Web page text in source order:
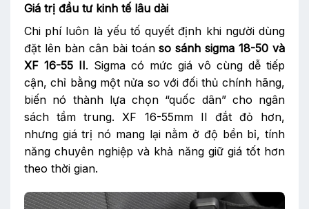
Giá trị đầu tư kinh tế lâu dài
Chi phí luôn là yếu tố quyết định khi người dùng
đặt lên bàn cân bài toánso sánh sigma 18-50 và
XF 16-55 II. Sigma có mức giá vô cùng dễ tiếp
cận, chỉ bằng một nửa so với đối thủ chính hãng,
biến nó thành lựa chọn “quốc dân” cho ngân
sách tầm trung. XF 16-55mm II đắt đỏ hơn,
nhưng giá trị nó mang lại nằm ở độ bền bỉ, tính
năng chuyên nghiệp và khả năng giữ giá tốt hơn
theo thời gian.